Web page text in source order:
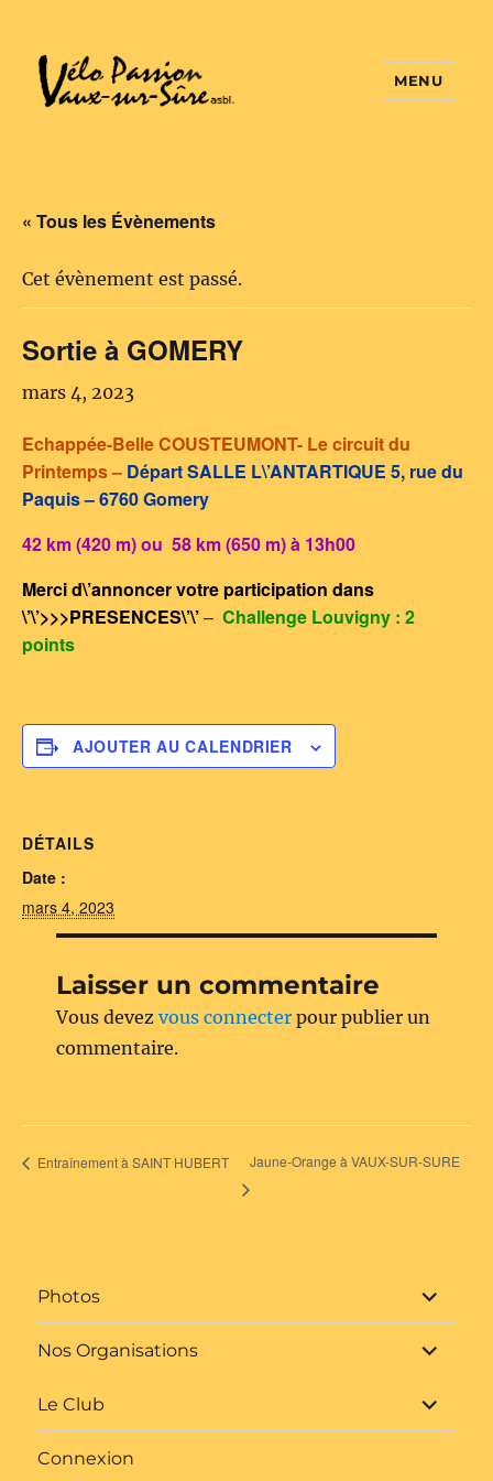
MENU
« Tous les Évènements
Cet évènement est passé.
Sortie à GOMERY
mars 4, 2023
Echappée-Belle COUSTEUMONT- Le circuit du
Printemps – Départ SALLE L\’ANTARTIQUE 5, rue du
Paquis – 6760 Gomery
42 km (420 m) ou 58 km (650 m) à 13h00
Merci d\’annoncer votre participation dans
\’\’>>>PRESENCES\’\’– Challenge Louvigny : 2
points
AJOUTER AU CALENDRIER
DÉTAILS
Date :
mars 4, 2023
Laisser un commentaire
Vous devezvous connecter pour publier un
commentaire.
Entraînement à SAINT HUBERT Jaune-Orange à VAUX-SUR-SURE
Photos
ouvrir
le
sous-
menu
Nos Organisations
ouvrir
le
sous-
menu
Le Club
ouvrir
le
sous-
Connexion